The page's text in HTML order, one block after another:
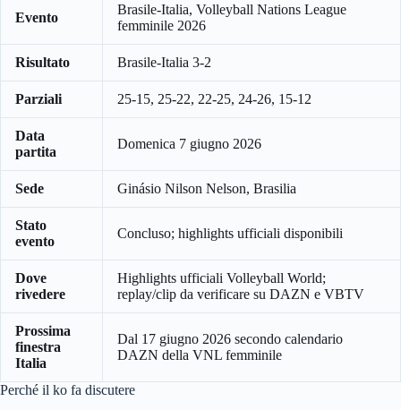
Evento
Brasile-Italia, Volleyball Nations League
femminile 2026
Risultato Brasile-Italia 3-2
Parziali 25-15, 25-22, 22-25, 24-26, 15-12
Data
partita
Domenica 7 giugno 2026
Sede Ginásio Nilson Nelson, Brasilia
Stato
evento
Concluso; highlights ufficiali disponibili
Dove
rivedere
Highlights ufficiali Volleyball World;
replay/clip da verificare su DAZN e VBTV
Prossima
finestra
Italia
Dal 17 giugno 2026 secondo calendario
DAZN della VNL femminile
Perché il ko fa discutere